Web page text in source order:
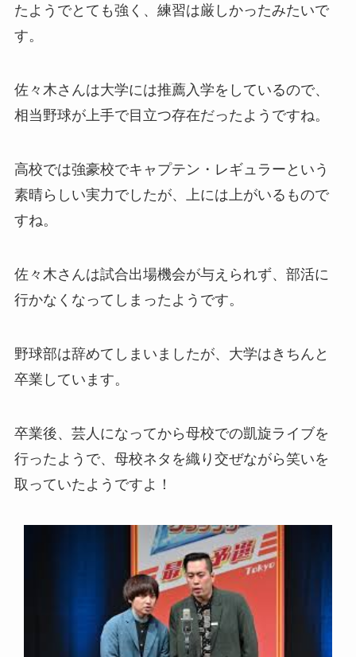
たようでとても強く、練習は厳しかったみたいで
す。
佐々木さんは大学には推薦入学をしているので、
相当野球が上手で目立つ存在だったようですね。
高校では強豪校でキャプテン・レギュラーという
素晴らしい実力でしたが、上には上がいるもので
すね。
佐々木さんは試合出場機会が与えられず、部活に
行かなくなってしまったようです。
野球部は辞めてしまいましたが、大学はきちんと
卒業しています。
卒業後、芸人になってから母校での凱旋ライブを
行ったようで、母校ネタを織り交ぜながら笑いを
取っていたようですよ！